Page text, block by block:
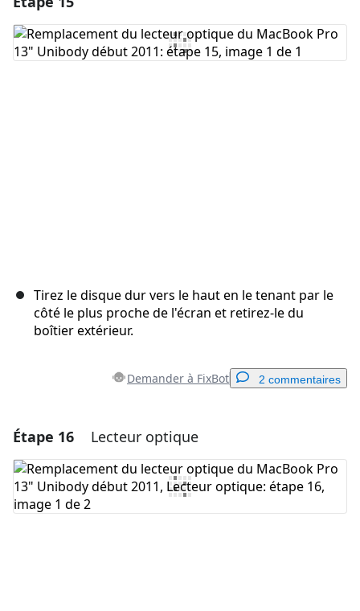
Ajouter un commentaire
Tirez le disque dur vers le haut en le tenant par le
côté le plus proche de l'écran et retirez-le du
boîtier extérieur.
Demander à FixBot 2 commentaires
Ajouter un commentaire
Ajouter un commentaire
Étape 16 Lecteur optique